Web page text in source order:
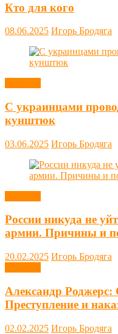
Кто для кого
08.06.2025 Игорь Бродяга
С украинцами
кунштюк
03.06.2025 Игорь Бродяга
России никуда не
армии. Причины и
20.02.2025 Игорь Бродяга
Александр Роджерс:
Преступление и
02.02.2025 Игорь Бродяга